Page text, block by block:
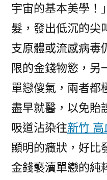
宇宙的基本美學！
髮，發出低沉的尖
支原體或流感病毒
限的金錢物慾，另
單戀傻氣，兩者都
盡早就醫，以免貽
吸道沾染往新竹 高
顯明的癥狀，好比
金錢褻瀆單戀的純